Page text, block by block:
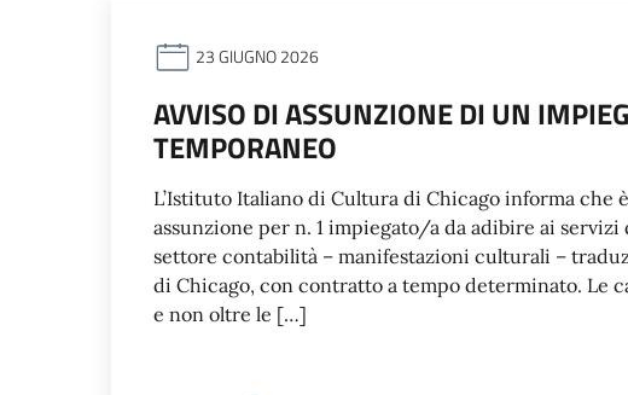
23 GIUGNO 2026
AVVISO DI ASSUNZIONE DI UN
TEMPORANEO
L’Istituto Italiano di Cultura di Chicago informa che
assunzione per n. 1 impiegato/a da adibire ai
settore contabilità – manifestazioni culturali –
di Chicago, con contratto a tempo determinato. Le
e non oltre le […]